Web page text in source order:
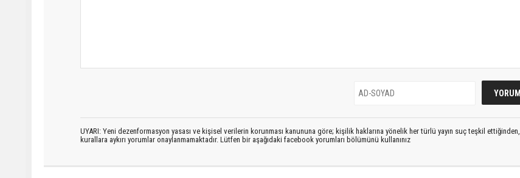
UYARI: Yeni dezenformasyon yasası ve kişisel verilerin korunması kanununa göre; kişilik haklarına yönelik her türlü yayın suç teşkil ettiğinden,
kurallara aykırı yorumlar onaylanmamaktadır. Lütfen bir aşağıdaki facebook yorumları bölümünü kullanınız